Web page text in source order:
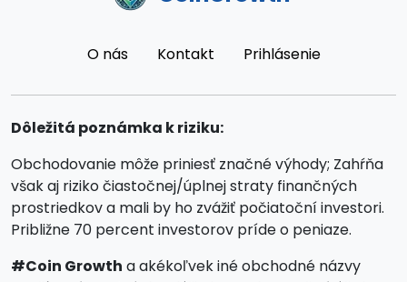
O nás Kontakt Prihlásenie
Dôležitá poznámka k riziku:
Obchodovanie môže priniesť značné výhody; Zahŕňa
však aj riziko čiastočnej/úplnej straty finančných
prostriedkov a mali by ho zvážiť počiatoční investori.
Približne 70 percent investorov príde o peniaze.
#Coin Growth a akékoľvek iné obchodné názvy